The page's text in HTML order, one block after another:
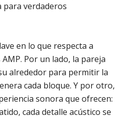
para verdaderos
en lo que respecta a
Por un lado, la pareja
alrededor para permitir la
cada bloque. Y por otro,
sonora que ofrecen:
cada detalle acústico se